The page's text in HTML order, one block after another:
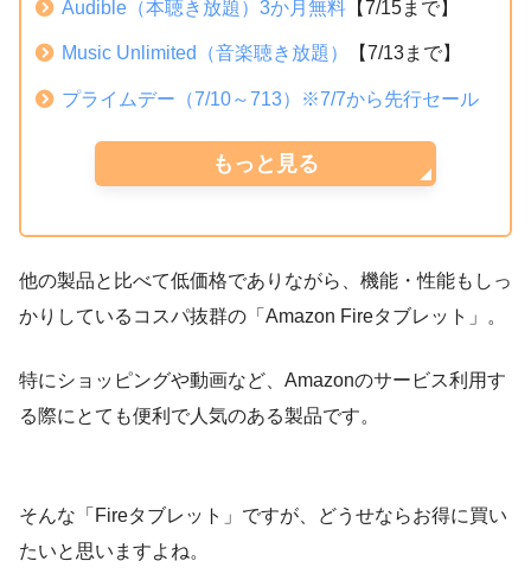
Audible（本聴き放題）3か月無料 【7/15まで】
Music Unlimited（音楽聴き放題） 【7/13まで】
プライムデー（7/10～713）※7/7から先行セール
もっと見る
他の製品と比べて低価格でありながら、機能・性能もしっ
かりしているコスパ抜群の「Amazon Fireタブレット」。
特にショッピングや動画など、Amazonのサービス利用す
る際にとても便利で人気のある製品です。
そんな「Fireタブレット」ですが、どうせならお得に買い
たいと思いますよね。